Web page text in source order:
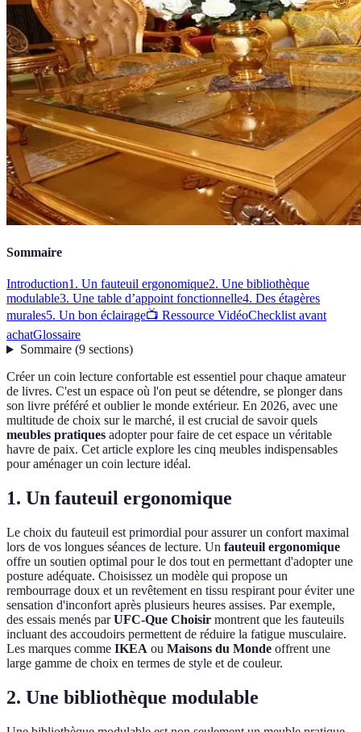
Sommaire
Introduction1. Un fauteuil ergonomique2. Une bibliothèque
modulable3. Une table d’appoint fonctionnelle4. Des étagères
murales5. Un bon éclairage📺 Ressource VidéoChecklist avant
achatGlossaire
Sommaire(9 sections)
Créer un coin lecture confortable est essentiel pour chaque amateur
de livres. C'est un espace où l'on peut se détendre, se plonger dans
son livre préféré et oublier le monde extérieur. En 2026, avec une
multitude de choix sur le marché, il est crucial de savoir quels
meubles pratiques adopter pour faire de cet espace un véritable
havre de paix. Cet article explore les cinq meubles indispensables
pour aménager un coin lecture idéal.
1. Un fauteuil ergonomique
Le choix du fauteuil est primordial pour assurer un confort maximal
lors de vos longues séances de lecture. Un fauteuil ergonomique
offre un soutien optimal pour le dos tout en permettant d'adopter une
posture adéquate. Choisissez un modèle qui propose un
rembourrage doux et un revêtement en tissu respirant pour éviter une
sensation d'inconfort après plusieurs heures assises. Par exemple,
des essais menés parUFC-Que Choisir montrent que les fauteuils
incluant des accoudoirs permettent de réduire la fatigue musculaire.
Les marques comme IKEA ou Maisons du Monde offrent une
large gamme de choix en termes de style et de couleur.
2. Une bibliothèque modulable